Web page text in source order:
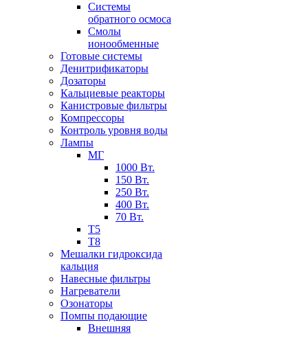
Системы
обратного осмоса
Смолы
ионообменные
Готовые системы
Денитрификаторы
Дозаторы
Кальциевые реакторы
Канистровые фильтры
Компрессоры
Контроль уровня воды
Лампы
МГ
1000 Вт.
150 Вт.
250 Вт.
400 Вт.
70 Вт.
Т5
Т8
Мешалки гидроксида
кальция
Навесные фильтры
Нагреватели
Озонаторы
Помпы подающие
Внешняя